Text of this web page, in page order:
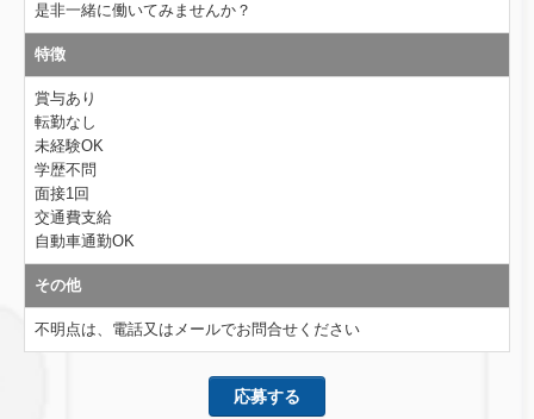
是非一緒に働いてみませんか？
特徴
賞与あり
転勤なし
未経験OK
学歴不問
面接1回
交通費支給
自動車通勤OK
その他
不明点は、電話又はメールでお問合せください
応募する